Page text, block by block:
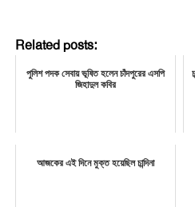
Related posts:
পুলিশ পদক সেবায় ভূষিত হলেন চাঁদপুরের এসপি
জিহাদুল কবির
আজকের এই দিনে মুক্ত হয়েছিল চান্দিনা